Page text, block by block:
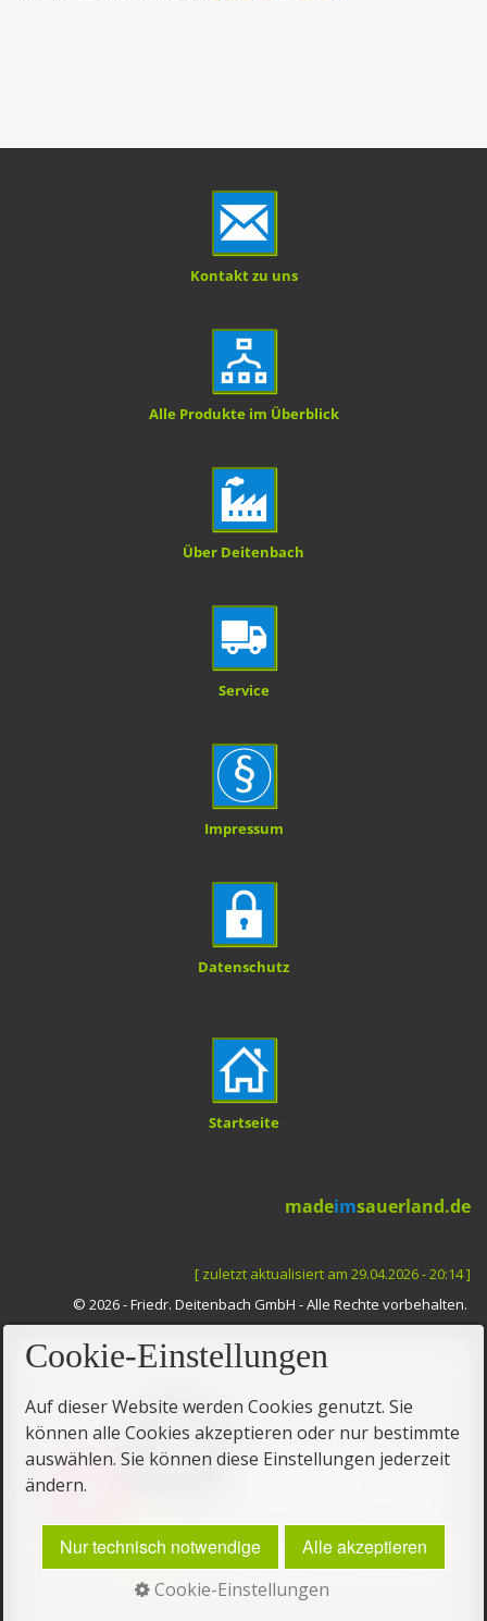
Kontakt zu uns
Alle Produkte im Überblick
Über Deitenbach
Service
Impressum
Datenschutz
Startseite
madeimsauerland.de
[ zuletzt aktualisiert am 29.04.2026 - 20:14 ]
© 2026 - Friedr. Deitenbach GmbH - Alle Rechte vorbehalten.
Cookie-Einstellungen
Auf dieser Website werden Cookies genutzt. Sie
können alle Cookies akzeptieren oder nur bestimmte
auswählen. Sie können diese Einstellungen jederzeit
ändern.
Nur technisch notwendige Alle akzeptieren
Cookie-Einstellungen